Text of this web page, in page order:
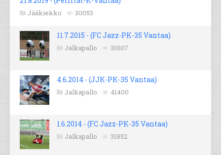
Jääkiekko 30053
11.7.2015 - (FC Jazz-PK-35 Vantaa)
Jalkapallo 30107
4.6.2014 - (JJK-PK-35 Vantaa)
Jalkapallo 41400
1.6.2014 - (FC Jazz-PK-35 Vantaa)
Jalkapallo 31852